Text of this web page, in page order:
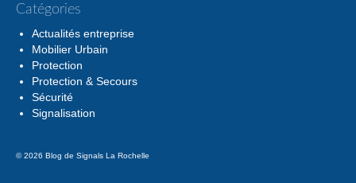
Catégories
Actualités entreprise
Mobilier Urbain
Protection
Protection & Secours
Sécurité
Signalisation
© 2026 Blog de Signals La Rochelle